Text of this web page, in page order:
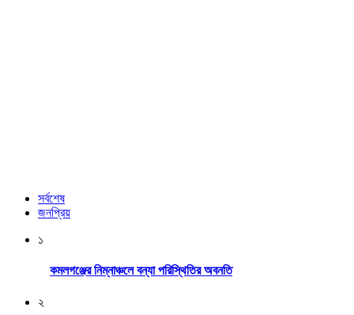
সর্বশেষ
জনপ্রিয়
১
কমলগঞ্জের নিম্নাঞ্চলে বন্যা পরিস্থিতির অবনতি
২